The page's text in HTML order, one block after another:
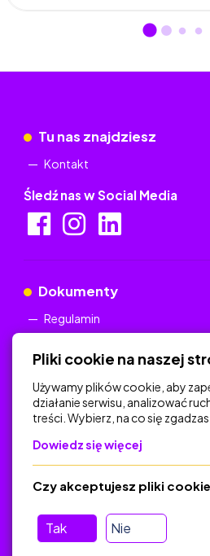
Tu nas znajdziesz
Kontakt
Śledź nas w Social Media
Dokumenty
Regulamin
Na skróty
Polityka Prywatności
Regulamin
O platformie
Baza materiałów
Jak zostać autorem
Pliki cookie na naszej
Używamy plików cookie, aby
działanie serwisu, analizować
treści. Wybierz, na co się
Dowiedz się więcej
Tak Nie
Czy akceptujesz pliki